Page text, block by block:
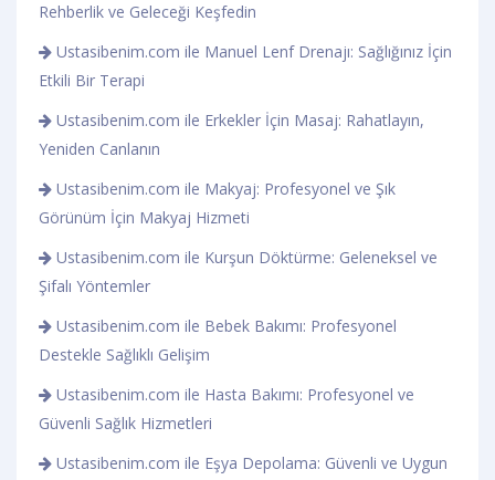
Rehberlik ve Geleceği Keşfedin
Ustasibenim.com ile Manuel Lenf Drenajı: Sağlığınız İçin
Etkili Bir Terapi
Ustasibenim.com ile Erkekler İçin Masaj: Rahatlayın,
Yeniden Canlanın
Ustasibenim.com ile Makyaj: Profesyonel ve Şık
Görünüm İçin Makyaj Hizmeti
Ustasibenim.com ile Kurşun Döktürme: Geleneksel ve
Şifalı Yöntemler
Ustasibenim.com ile Bebek Bakımı: Profesyonel
Destekle Sağlıklı Gelişim
Ustasibenim.com ile Hasta Bakımı: Profesyonel ve
Güvenli Sağlık Hizmetleri
Ustasibenim.com ile Eşya Depolama: Güvenli ve Uygun